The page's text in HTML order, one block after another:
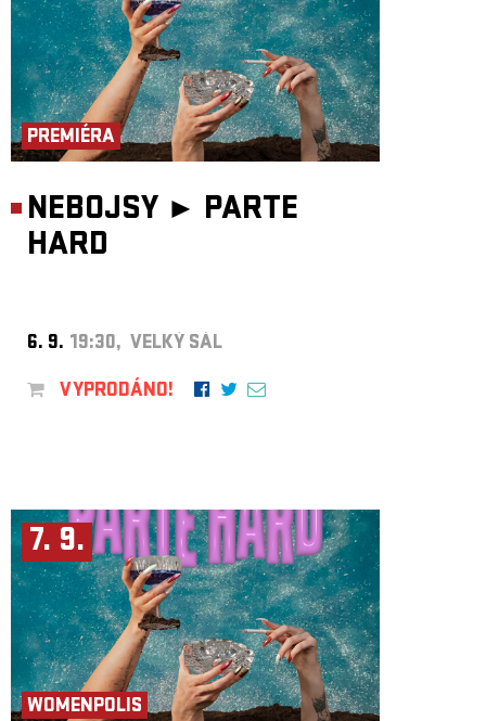
PREMIÉRA
NEBOJSY ► PARTE
HARD
6. 9. 19:30, VELKÝ SÁL
VYPRODÁNO!
7. 9.
WOMENPOLIS